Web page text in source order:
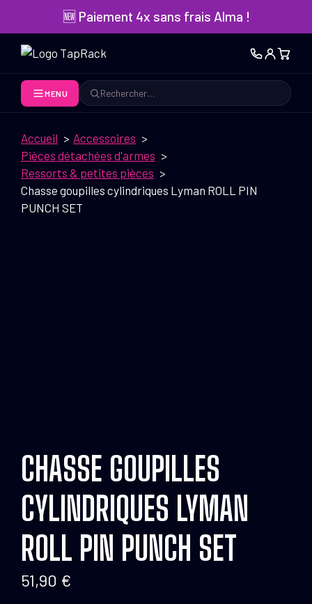
contenu
🆕 Paiement 4x sans frais Alma !
MENU
Rechercher
Accueil
Accessoires
Pièces détachées d'armes
Ressorts & petites pièces
Chasse goupilles cylindriques Lyman ROLL PIN
PUNCH SET
CHASSE GOUPILLES
CYLINDRIQUES LYMAN
ROLL PIN PUNCH SET
51,90 €